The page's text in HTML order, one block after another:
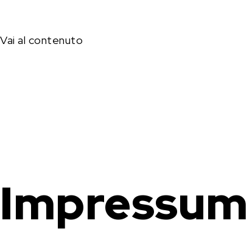
Vai al contenuto
Impressum